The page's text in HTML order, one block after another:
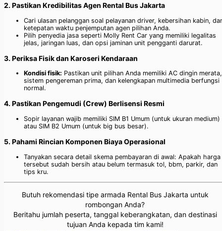
2. Pastikan Kredibilitas Agen Rental Bus Jakarta
Cari ulasan pelanggan soal pelayanan driver, kebersihan kabin,
ketepatan waktu penjemputan agen pilihan Anda.
Pilih penyedia jasa seperti Molly Rent Car yang memiliki legalitas
jelas, jaringan luas, dan opsi jaminan unit pengganti darurat.
3. Periksa Fisik dan Karoseri Kendaraan
Kondisi fisik: Pastikan unit pilihan Anda memiliki AC dingin merata,
sistem pengereman prima, dan kelengkapan multimedia berfungsi
normal.
4. Pastikan Pengemudi (Crew) Berlisensi Resmi
Sopir layanan wajib memiliki SIM B1 Umum (untuk ukuran medium)
atau SIM B2 Umum (untuk big bus besar).
5. Pahami Rincian Komponen Biaya Operasional
Tanyakan secara detail skema pembayaran di awal: Apakah harga
tersebut sudah bersih atau belum termasuk tol, bbm, parkir, dan
tips kru.
Butuh rekomendasi tipe armada Rental Bus Jakarta untuk
rombongan Anda?
Beritahu jumlah peserta, tanggal keberangkatan, dan destinasi
tujuan Anda kepada tim kami!